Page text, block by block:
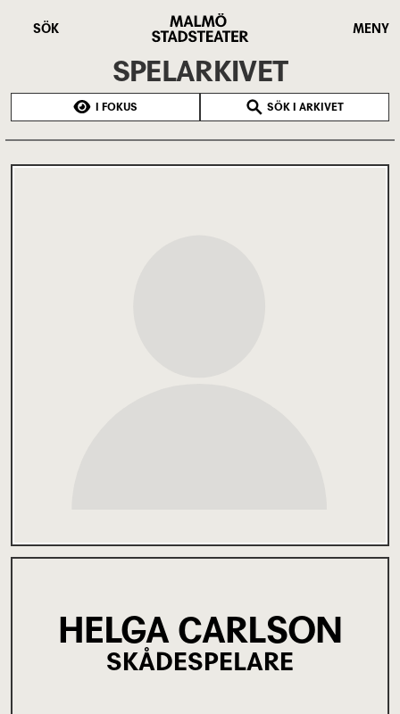
SÖK
Stadsteater
MENY
SPELARKIVET
I FOKUS SÖK I ARKIVET
HELGA CARLSON
SKÅDESPELARE